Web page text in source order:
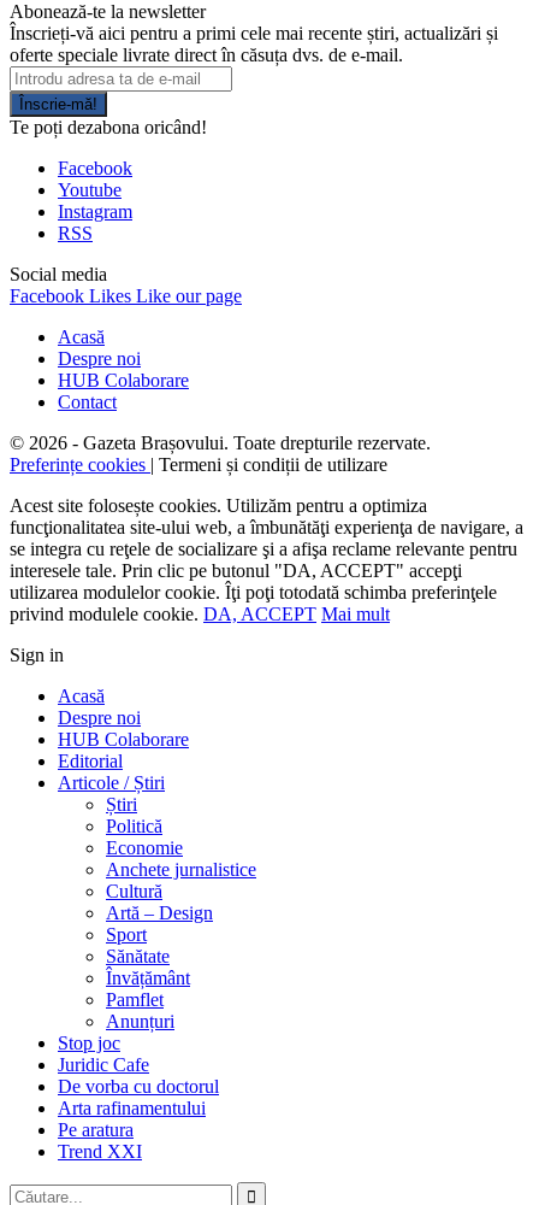
Abonează-te la newsletter
Înscrieți-vă aici pentru a primi cele mai recente știri, actualizări și
oferte speciale livrate direct în căsuța dvs. de e-mail.
Înscrie-mă!
Te poți dezabona oricând!
Facebook
Youtube
Instagram
RSS
Social media
Facebook Likes Like our page
Acasă
Despre noi
HUB Colaborare
Contact
© 2026 - Gazeta Brașovului. Toate drepturile rezervate.
Preferințe cookies | Termeni și condiții de utilizare
Acest site folosește cookies. Utilizăm pentru a optimiza
funcţionalitatea site-ului web, a îmbunătăţi experienţa de navigare, a
se integra cu reţele de socializare şi a afişa reclame relevante pentru
interesele tale. Prin clic pe butonul "DA, ACCEPT" accepţi
utilizarea modulelor cookie. Îţi poţi totodată schimba preferinţele
privind modulele cookie. DA, ACCEPT Mai mult
Sign in
Acasă
Despre noi
HUB Colaborare
Editorial
Articole / Știri
Știri
Politică
Economie
Anchete jurnalistice
Cultură
Artă – Design
Sport
Sănătate
Învățământ
Pamflet
Anunțuri
Stop joc
Juridic Cafe
De vorba cu doctorul
Arta rafinamentului
Pe aratura
Trend XXI